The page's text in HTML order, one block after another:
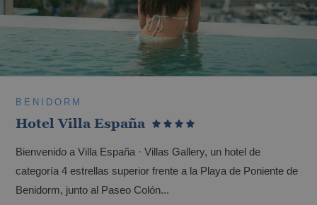
BENIDORM
Hotel Villa España
Bienvenido a Villa España · Villas Gallery, un hotel de
categoría 4 estrellas superior frente a la Playa de Poniente de
Benidorm, junto al Paseo Colón...